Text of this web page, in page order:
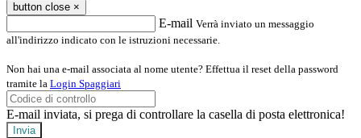
button close ×
E-mail Verrà inviato un messaggio
all'indirizzo indicato con le istruzioni necessarie.
Non hai una e-mail associata al nome utente? Effettua il reset della password
tramite la Login Spaggiari
E-mail inviata, si prega di controllare la casella di posta elettronica!